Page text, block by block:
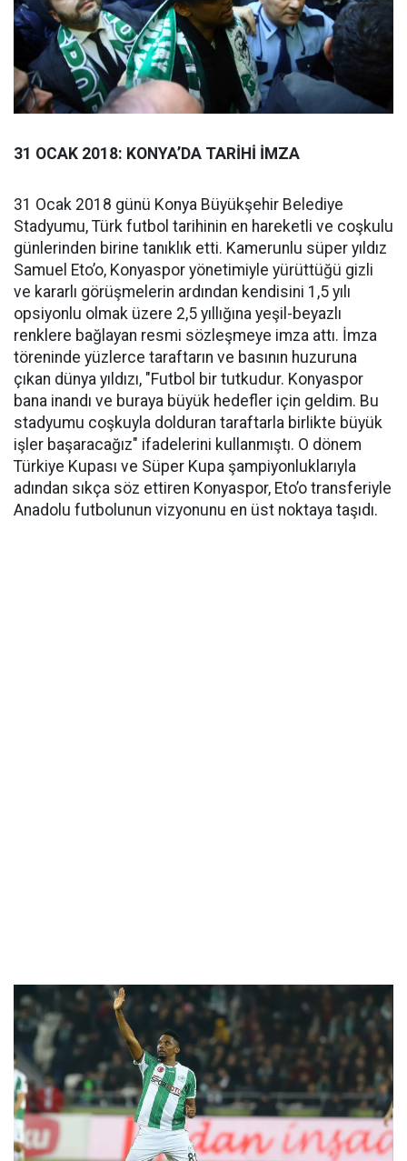
31 OCAK 2018: KONYA’DA TARİHİ İMZA
31 Ocak 2018 günü Konya Büyükşehir Belediye
Stadyumu, Türk futbol tarihinin en hareketli ve coşkulu
günlerinden birine tanıklık etti. Kamerunlu süper yıldız
Samuel Eto’o, Konyaspor yönetimiyle yürüttüğü gizli
ve kararlı görüşmelerin ardından kendisini 1,5 yılı
opsiyonlu olmak üzere 2,5 yıllığına yeşil-beyazlı
renklere bağlayan resmi sözleşmeye imza attı. İmza
töreninde yüzlerce taraftarın ve basının huzuruna
çıkan dünya yıldızı, "Futbol bir tutkudur. Konyaspor
bana inandı ve buraya büyük hedefler için geldim. Bu
stadyumu coşkuyla dolduran taraftarla birlikte büyük
işler başaracağız" ifadelerini kullanmıştı. O dönem
Türkiye Kupası ve Süper Kupa şampiyonluklarıyla
adından sıkça söz ettiren Konyaspor, Eto’o transferiyle
Anadolu futbolunun vizyonunu en üst noktaya taşıdı.